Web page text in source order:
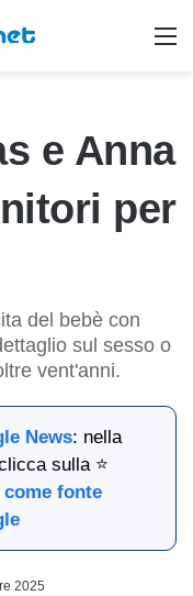
e Anna
per
del bebè con
sul sesso o
vent'anni.
News: nella
sulla ⭐
fonte
2025